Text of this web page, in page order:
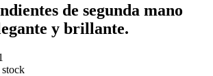
de segunda mano
y brillante.